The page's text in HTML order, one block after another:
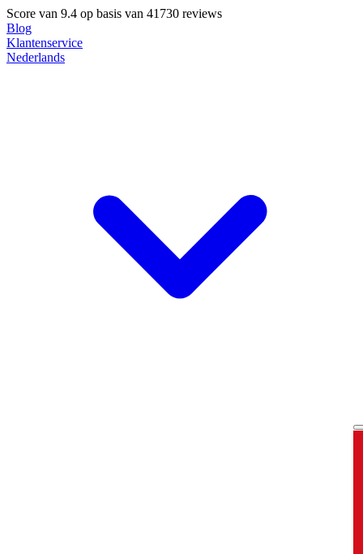
Score van 9.4 op basis van 41730 reviews
Blog
Klantenservice
Nederlands